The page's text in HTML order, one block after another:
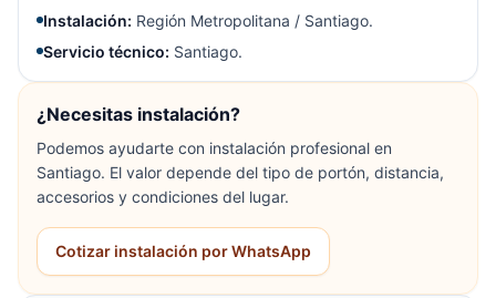
Instalación: Región Metropolitana / Santiago.
Servicio técnico: Santiago.
¿Necesitas instalación?
Podemos ayudarte con instalación profesional en
Santiago. El valor depende del tipo de portón, distancia,
accesorios y condiciones del lugar.
Cotizar instalación por WhatsApp